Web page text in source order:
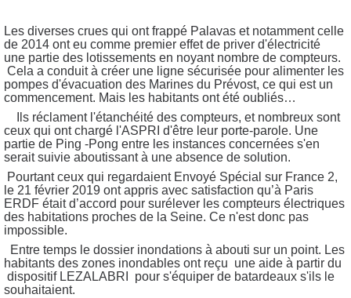
Les diverses crues qui ont frappé Palavas et notamment celle
de 2014 ont eu comme premier effet de priver d'électricité
une partie des lotissements en noyant nombre de compteurs.
Cela a conduit à créer une ligne sécurisée pour alimenter les
pompes d'évacuation des Marines du Prévost, ce qui est un
commencement. Mais les habitants ont été oubliés…
Ils réclament l'étanchéité des compteurs, et nombreux sont
ceux qui ont chargé l'ASPRI d'être leur porte-parole. Une
partie de Ping -Pong entre les instances concernées s'en
serait suivie aboutissant à une absence de solution.
Pourtant ceux qui regardaient Envoyé Spécial sur France 2,
le 21 février 2019 ont appris avec satisfaction qu’à Paris
ERDF était d’accord pour surélever les compteurs électriques
des habitations proches de la Seine. Ce n'est donc pas
impossible.
Entre temps le dossier inondations à abouti sur un point. Les
habitants des zones inondables ont reçu une aide à partir du
dispositif LEZALABRI pour s'équiper de batardeaux s'ils le
souhaitaient.